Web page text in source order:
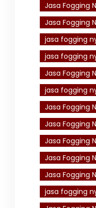
Jasa Fogging
Jasa Fogging
jasa fogging
jasa fogging
Jasa Fogging
jasa fogging
Jasa Fogging
Jasa Fogging
Jasa Fogging
Jasa Fogging
Jasa Fogging
jasa fogging